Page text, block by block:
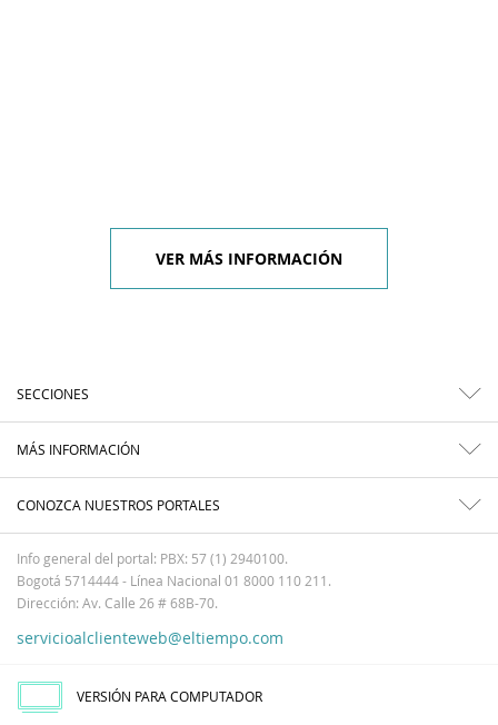
VER MÁS INFORMACIÓN
SECCIONES
MÁS INFORMACIÓN
CONOZCA NUESTROS PORTALES
Info general del portal: PBX: 57 (1) 2940100.
Bogotá 5714444 - Línea Nacional 01 8000 110 211.
Dirección: Av. Calle 26 # 68B-70.
servicioalclienteweb@eltiempo.com
VERSIÓN PARA COMPUTADOR